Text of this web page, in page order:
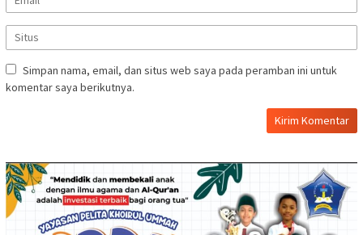
Simpan nama, email, dan situs web saya pada peramban ini untuk
komentar saya berikutnya.